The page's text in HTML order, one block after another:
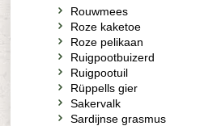
Rouwmees
Roze kaketoe
Roze pelikaan
Ruigpootbuizerd
Ruigpootuil
Rüppells gier
Sakervalk
Sardijnse grasmus